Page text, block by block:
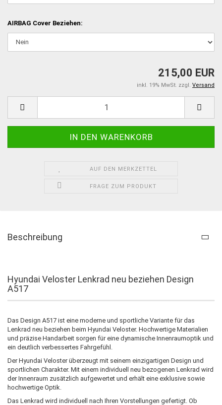
AIRBAG Cover Beziehen:
215,00 EUR
inkl. 19% MwSt. zzgl. Versand
AUF DEN MERKZETTEL
FRAGE ZUM PRODUKT
Beschreibung
Hyundai Veloster Lenkrad neu beziehen Design
A517
Das Design A517 ist eine moderne und sportliche Variante für das
Lenkrad neu beziehen beim Hyundai Veloster. Hochwertige Materialien
und präzise Handarbeit sorgen für eine dynamische Innenraumoptik und
ein deutlich verbessertes Fahrgefühl.
Der Hyundai Veloster überzeugt mit seinem einzigartigen Design und
sportlichen Charakter. Mit einem individuell neu bezogenen Lenkrad wird
der Innenraum zusätzlich aufgewertet und erhält eine exklusive sowie
hochwertige Optik.
Das Lenkrad wird individuell nach Ihren Vorstellungen gefertigt. Ob